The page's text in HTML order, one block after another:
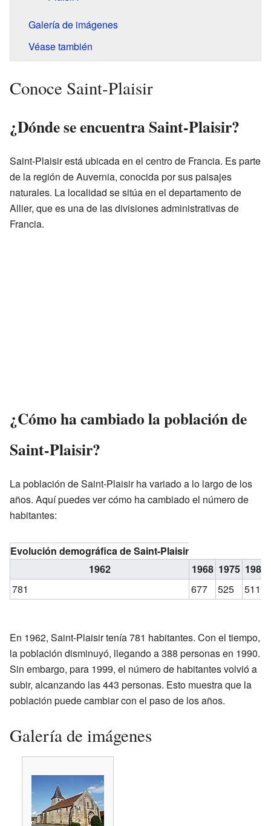
Galería de imágenes
Véase también
Conoce Saint-Plaisir
¿Dónde se encuentra Saint-Plaisir?
Saint-Plaisir está ubicada en el centro de Francia. Es parte
de la región de Auvernia, conocida por sus paisajes
naturales. La localidad se sitúa en el departamento de
Allier, que es una de las divisiones administrativas de
Francia.
¿Cómo ha cambiado la población de
Saint-Plaisir?
La población de Saint-Plaisir ha variado a lo largo de los
años. Aquí puedes ver cómo ha cambiado el número de
habitantes:
Evolución demográfica de Saint-Plaisir
1962
1968 1975 1982
781
677 525 511
En 1962, Saint-Plaisir tenía 781 habitantes. Con el tiempo,
la población disminuyó, llegando a 388 personas en 1990.
Sin embargo, para 1999, el número de habitantes volvió a
subir, alcanzando las 443 personas. Esto muestra que la
población puede cambiar con el paso de los años.
Galería de imágenes